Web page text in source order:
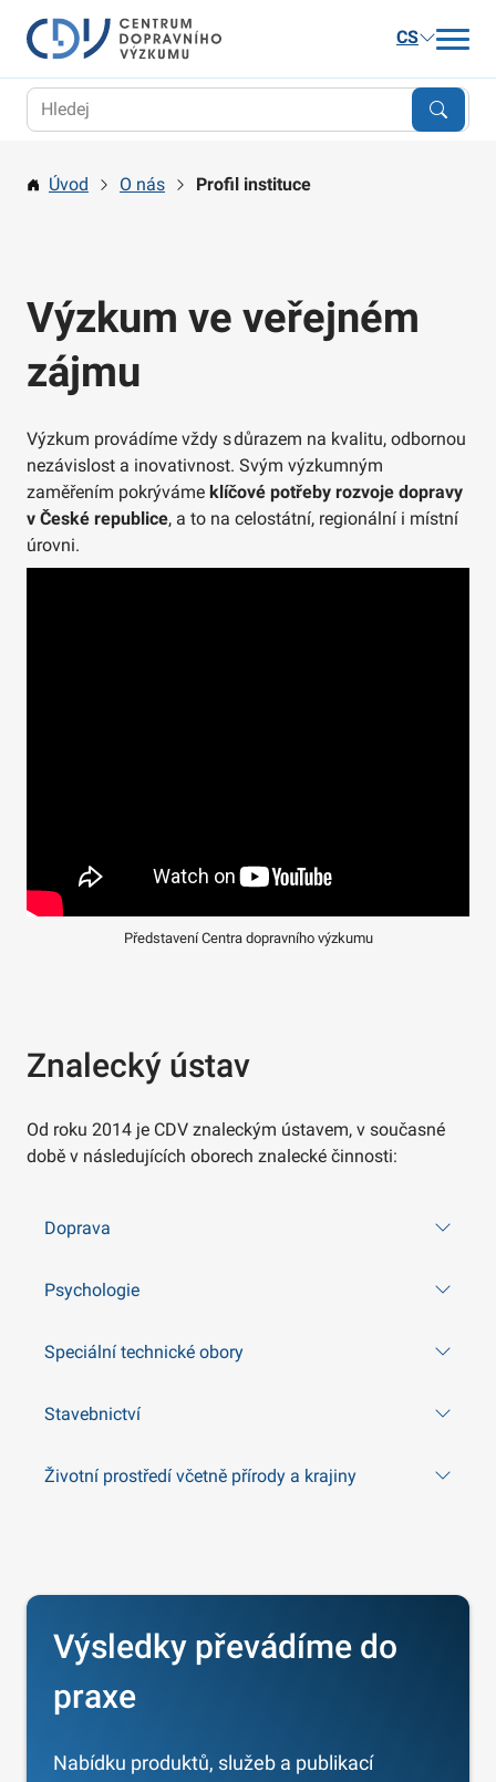
CS
Aktuality
O nás
Kontakt
Úvod O nás Profil instituce
Výzkum ve veřejném
zájmu
Výzkum provádíme vždy s důrazem na kvalitu, odbornou
nezávislost a inovativnost. Svým výzkumným
zaměřením pokrýváme klíčové potřeby rozvoje dopravy
v České republice, a to na celostátní, regionální i místní
úrovni.
Představení Centra dopravního výzkumu
Znalecký ústav
Od roku 2014 je CDV znaleckým ústavem, v současné
době v následujících oborech znalecké činnosti:
Doprava
Psychologie
Speciální technické obory
Stavebnictví
Životní prostředí včetně přírody a krajiny
Výsledky převádíme do
praxe
Nabídku produktů, služeb a publikací